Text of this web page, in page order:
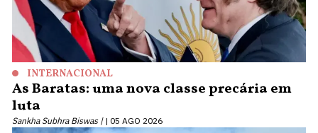
INTERNACIONAL
As Baratas: uma nova classe precária em
luta
Sankha Subhra Biswas | 05 AGO 2026